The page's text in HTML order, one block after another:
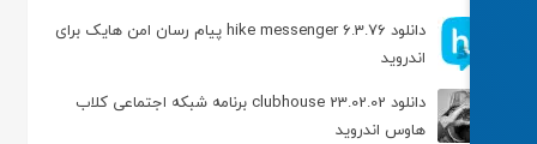
دانلود hike messenger 6.3.76 پیام‌ رسان‌ امن هایک برای
اندروید
دانلود clubhouse 23.02.02 برنامه شبکه اجتماعی کلاب
هاوس اندروید